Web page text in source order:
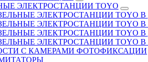
ЭЛЕКТРОСТАНЦИИ TOYO
ЭЛЕКТРОСТАНЦИИ TOYO
ЭЛЕКТРОСТАНЦИИ TOYO
ЭЛЕКТРОСТАНЦИИ TOYO
ЭЛЕКТРОСТАНЦИИ TOYO
С КАМЕРАМИ ФОТОФИКСАЦИИ